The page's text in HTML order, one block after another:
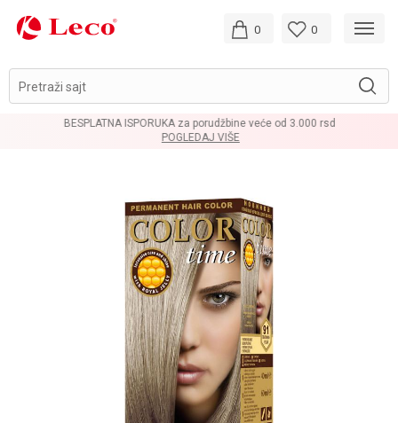
Pretraži sajt
0 0
BESPLATNA ISPORUKA za porudžbine veće od 3.000 rsd
POGLEDAJ VIŠE